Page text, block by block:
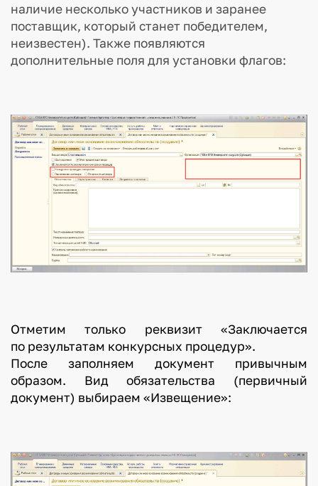
наличие несколько участников и заранее
поставщик, который станет победителем,
неизвестен). Также появляются
дополнительные поля для установки флагов:
Отметим только реквизит «Заключается
по результатам конкурсных процедур».
После заполняем документ привычным
образом. Вид обязательства (первичный
документ) выбираем «Извещение»: